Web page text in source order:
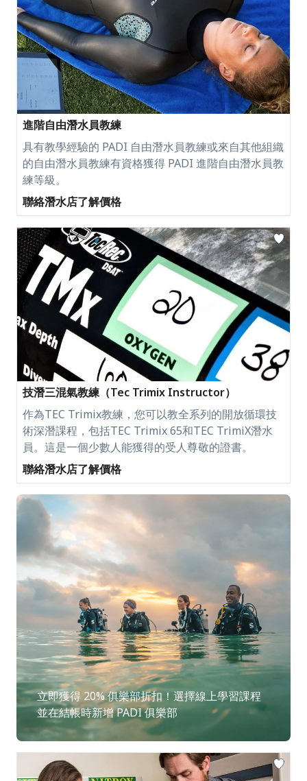
進階自由潛水員教練
具有教學經驗的 PADI 自由潛水員教練或來自其他組織
的自由潛水員教練有資格獲得 PADI 進階自由潛水員教
練等級。
聯絡潛水店了解價格
技潛三混氣教練（Tec Trimix Instructor）
作為TEC Trimix教練，您可以教全系列的開放循環技
術深潛課程，包括TEC Trimix 65和TEC TrimiX潛水
員。這是一個少數人能獲得的受人尊敬的證書。
聯絡潛水店了解價格
立即獲得 20% 俱樂部折扣！選擇線上學習課程
並在結帳時新增 PADI 俱樂部